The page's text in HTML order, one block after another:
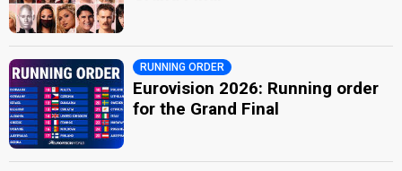
RUNNING ORDER
Eurovision 2026: Running order
for the Grand Final